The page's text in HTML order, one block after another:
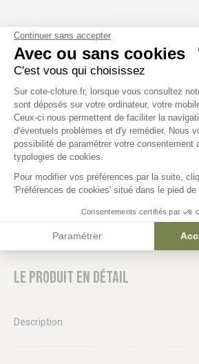
Les produits compatibles
Plaque droite de soubassement
béton pour Clôture Composite
23,90 €
Le produit en détail
Description
Continuer sans accepter
Avec ou sans cookies
C'est vous qui choisissez
Plateforme de Gestion
Sur cote-cloture.fr, lorsque vous consultez
sont déposés sur votre ordinateur, votre
Ceux-ci nous permettent de faciliter la
d'éventuels problèmes et d'y remédier. Nous
possibilité de paramétrer votre consentement
typologies de cookies.
Pour modifier vos préférences par la suite,
'Préférences de cookies' situé dans le pied de
Consentements certifiés par
Paramétrer
Axeptio consent